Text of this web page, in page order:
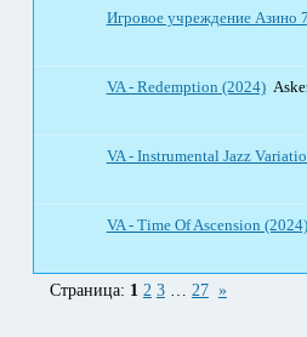
Игровое учреждение Азино
VA - Redemption (2024)
VA - Instrumental Jazz
VA - Time Of Ascension (2024)
Страница: 1 2 3 … 27 »